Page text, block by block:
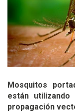
Mosquitos
están
propagación